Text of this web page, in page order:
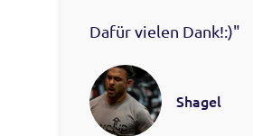
Dafür vielen Dank!:)"
Shagel